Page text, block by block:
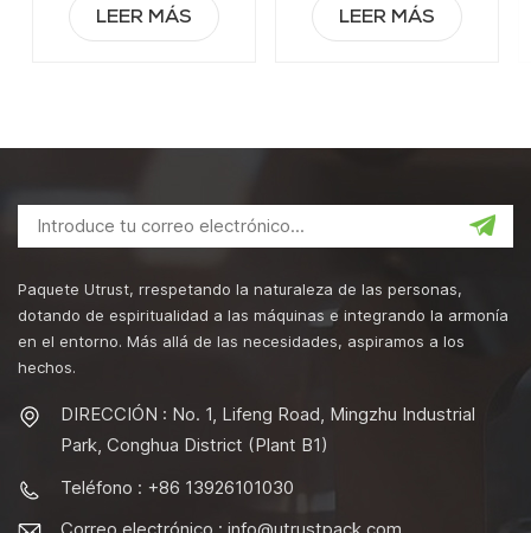
LEER MÁS LEER MÁS
Paquete Utrust, rrespetando la naturaleza de las personas,
dotando de espiritualidad a las máquinas e integrando la armonía
en el entorno. Más allá de las necesidades, aspiramos a los
hechos.
DIRECCIÓN : No. 1, Lifeng Road, Mingzhu Industrial
Park, Conghua District (Plant B1)
Teléfono : +86 13926101030